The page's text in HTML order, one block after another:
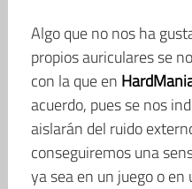
Algo que no nos ha
propios auriculares se
con la que en
acuerdo, pues se nos
aislarán del ruido
conseguiremos una
ya sea en un juego o en